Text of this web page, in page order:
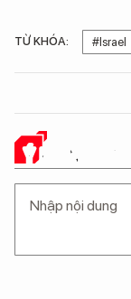
TỪ KHÓA: #Israel
Ý KIẾN CỦA